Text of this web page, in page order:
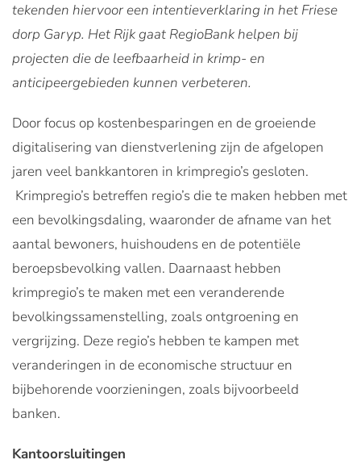
tekenden hiervoor een intentieverklaring in het Friese
dorp Garyp. Het Rijk gaat RegioBank helpen bij
projecten die de leefbaarheid in krimp- en
anticipeergebieden kunnen verbeteren.
Door focus op kostenbesparingen en de groeiende
digitalisering van dienstverlening zijn de afgelopen
jaren veel bankkantoren in krimpregio’s gesloten.
Krimpregio’s betreffen regio’s die te maken hebben met
een bevolkingsdaling, waaronder de afname van het
aantal bewoners, huishoudens en de potentiële
beroepsbevolking vallen. Daarnaast hebben
krimpregio’s te maken met een veranderende
bevolkingssamenstelling, zoals ontgroening en
vergrijzing. Deze regio’s hebben te kampen met
veranderingen in de economische structuur en
bijbehorende voorzieningen, zoals bijvoorbeeld
banken.
Kantoorsluitingen